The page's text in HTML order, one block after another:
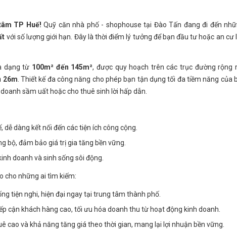
TP Huế! Quỹ căn nhà phố - shophouse tại Đào Tấn đang đi đến
với số lượng giới hạn. Đây là thời điểm lý tưởng để bạn đầu tư hoặc an cư
dạng từ 100m² đến 145m², được quy hoạch trên các trục đường rộng
26m . Thiết kế đa công năng cho phép bạn tận dụng tối đa tiềm năng của
sầm uất hoặc cho thuê sinh lời hấp dẫn.
dàng kết nối đến các tiện ích công cộng.
bộ, đảm bảo giá trị gia tăng bền vững.
doanh và sinh sống sôi động.
cho những ai tìm kiếm:
tiện nghi, hiện đại ngay tại trung tâm thành phố.
cận khách hàng cao, tối ưu hóa doanh thu từ hoạt động kinh doanh.
cao và khả năng tăng giá theo thời gian, mang lại lợi nhuận bền vững.